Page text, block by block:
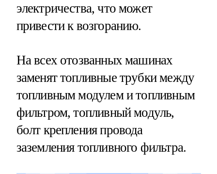
электричества, что может
привести к возгоранию.
На всех отозванных машинах
заменят топливные трубки между
топливным модулем и топливным
фильтром, топливный модуль,
болт крепления провода
заземления топливного фильтра.